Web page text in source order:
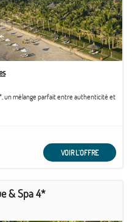
un mélange parfait entre authenticité et
VOIR L'OFFRE
& Spa 4*